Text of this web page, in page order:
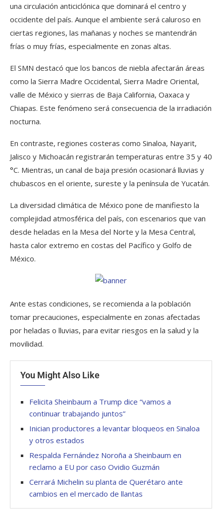
una circulación anticiclónica que dominará el centro y
occidente del país. Aunque el ambiente será caluroso en
ciertas regiones, las mañanas y noches se mantendrán
frías o muy frías, especialmente en zonas altas.
El SMN destacó que los bancos de niebla afectarán áreas
como la Sierra Madre Occidental, Sierra Madre Oriental,
valle de México y sierras de Baja California, Oaxaca y
Chiapas. Este fenómeno será consecuencia de la irradiación
nocturna.
En contraste, regiones costeras como Sinaloa, Nayarit,
Jalisco y Michoacán registrarán temperaturas entre 35 y 40
°C. Mientras, un canal de baja presión ocasionará lluvias y
chubascos en el oriente, sureste y la península de Yucatán.
La diversidad climática de México pone de manifiesto la
complejidad atmosférica del país, con escenarios que van
desde heladas en la Mesa del Norte y la Mesa Central,
hasta calor extremo en costas del Pacífico y Golfo de
México.
Ante estas condiciones, se recomienda a la población
tomar precauciones, especialmente en zonas afectadas
por heladas o lluvias, para evitar riesgos en la salud y la
movilidad.
You Might Also Like
Felicita Sheinbaum a Trump dice “vamos a
continuar trabajando juntos”
Inician productores a levantar bloqueos en Sinaloa
y otros estados
Respalda Fernández Noroña a Sheinbaum en
reclamo a EU por caso Ovidio Guzmán
Cerrará Michelin su planta de Querétaro ante
cambios en el mercado de llantas